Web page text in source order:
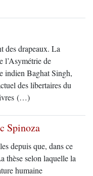
des drapeaux. La
l’Asymétrie de
indien Baghat Singh,
des libertaires du
(…)
Spinoza
depuis que, dans ce
thèse selon laquelle la
humaine